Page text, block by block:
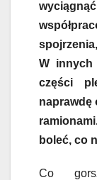
W innych
części
naprawdę
boleć, co
Co